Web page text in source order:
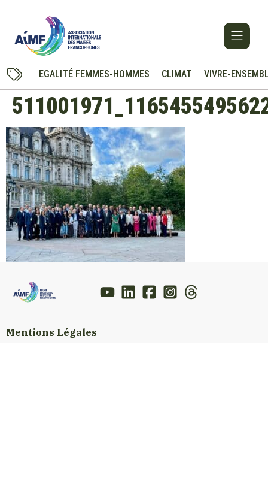
EGALITÉ FEMMES-HOMMES CLIMAT VIVRE-
Mentions Légales